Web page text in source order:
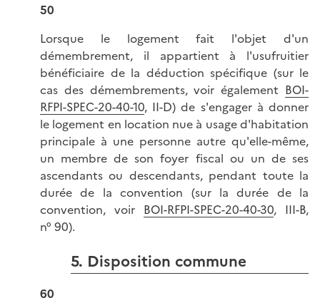
50
Lorsque le logement fait l'objet d'un
démembrement, il appartient à l'usufruitier
bénéficiaire de la déduction spécifique (sur le
cas des démembrements, voir également BOI-
RFPI-SPEC-20-40-10, II-D) de s'engager à donner
le logement en location nue à usage d'habitation
principale à une personne autre qu'elle-même,
un membre de son foyer fiscal ou un de ses
ascendants ou descendants, pendant toute la
durée de la convention (sur la durée de la
convention, voir BOI-RFPI-SPEC-20-40-30, III-B,
n° 90).
5. Disposition commune
60